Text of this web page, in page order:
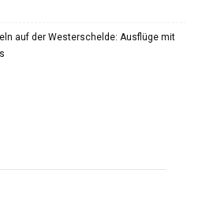
auf der Westerschelde: Ausflüge mit